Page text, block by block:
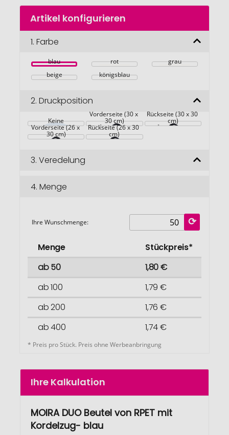
Zum
Anfang
Bildgalerie
Artikel konfigurieren
1. Farbe
blau rot
grau
beige
königsblau
2. Druckposition
Keine
Vorderseite (30 x
30 cm)
Rückseite (30 x 30
cm)
Vorderseite (26 x
30 cm)
Rückseite (26 x 30
cm)
3. Veredelung
4. Menge
Ihre Wunschmenge:
Menge
Stückpreis*
ab 50
1,80 €
ab 100
1,79 €
ab 200
1,76 €
ab 400
1,74 €
* Preis pro Stück. Preis ohne Werbeanbringung
Ihre Kalkulation
MOIRA DUO Beutel von RPET mit
Kordelzug- blau